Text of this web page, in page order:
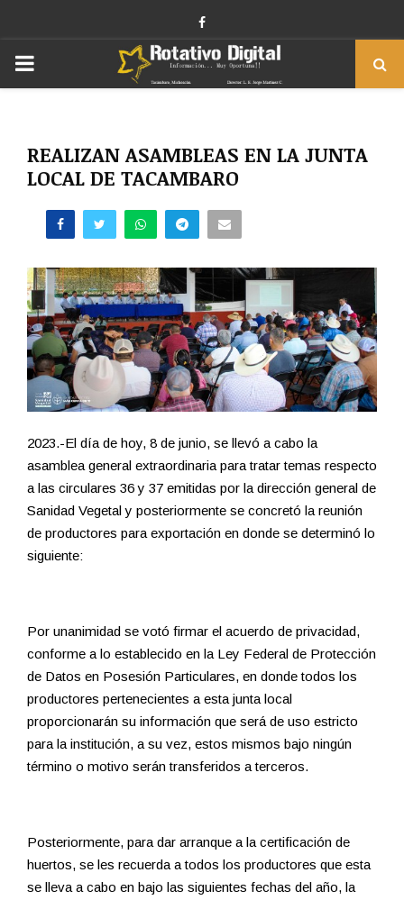
Facebook
PRIMARY
REALIZAN ASAMBLEAS EN LA JUNTA
LOCAL DE TACAMBARO
2023.-El día de hoy, 8 de junio, se llevó a cabo la
asamblea general extraordinaria para tratar temas respecto
a las circulares 36 y 37 emitidas por la dirección general de
Sanidad Vegetal y posteriormente se concretó la reunión
de productores para exportación en donde se determinó lo
siguiente:
Por unanimidad se votó firmar el acuerdo de privacidad,
conforme a lo establecido en la Ley Federal de Protección
de Datos en Posesión Particulares, en donde todos los
productores pertenecientes a esta junta local
proporcionarán su información que será de uso estricto
para la institución, a su vez, estos mismos bajo ningún
término o motivo serán transferidos a terceros.
Posteriormente, para dar arranque a la certificación de
huertos, se les recuerda a todos los productores que esta
se lleva a cabo en bajo las siguientes fechas del año, la